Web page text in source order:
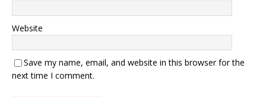
Website
Save my name, email, and website in this browser for the
next time I comment.